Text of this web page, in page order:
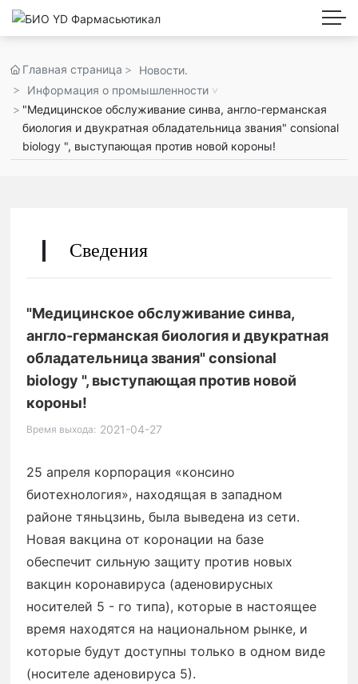
Главная страница
Новости.
Информация о промышленности
"Медицинское обслуживание синва, англо-германская
биология и двукратная обладательница звания" consional
biology ", выступающая против новой короны!
Сведения
"Медицинское обслуживание синва,
англо-германская биология и двукратная
обладательница звания" consional
biology ", выступающая против новой
короны!
Время выхода: 2021-04-27
25 апреля корпорация «консино
биотехнология», находящая в западном
районе тяньцзинь, была выведена из сети.
Новая вакцина от коронации на базе
обеспечит сильную защиту против новых
вакцин коронавируса (аденовирусных
носителей 5 - го типа), которые в настоящее
время находятся на национальном рынке, и
которые будут доступны только в одном виде
(носителе аденовируса 5).